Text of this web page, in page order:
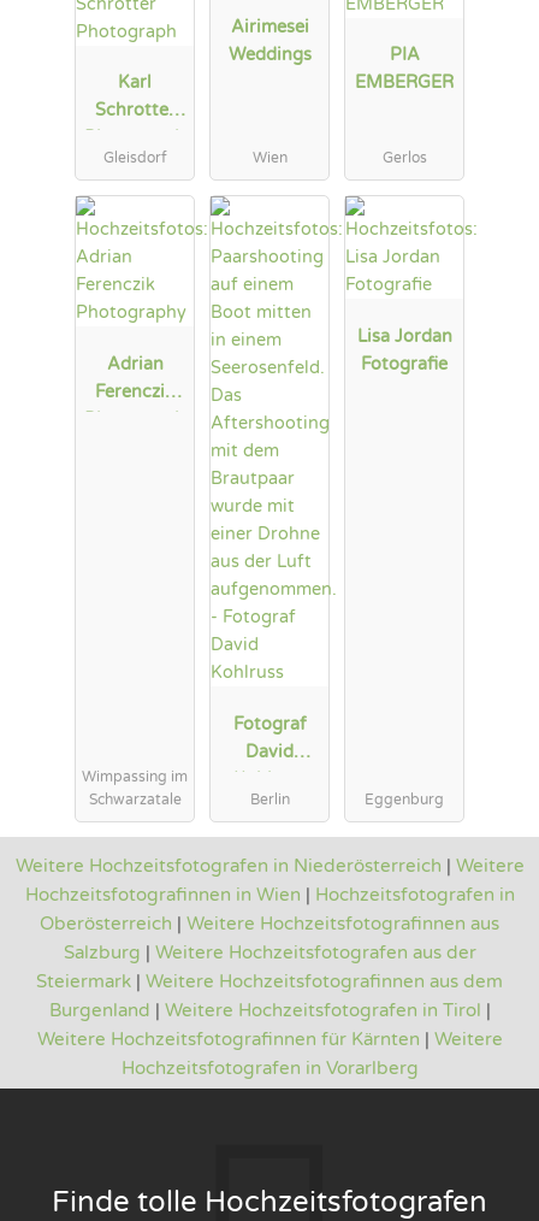
Karl
Schrotter
Gleisdorf
Airimesei
Weddings
Wien
PIA
EMBERGER
Gerlos
Adrian
Ferenczik
Wimpassing im
Schwarzatale
Fotograf
David
Berlin
Lisa Jordan
Fotografie
Eggenburg
Weitere Hochzeitsfotografen in Niederösterreich | Weitere
Hochzeitsfotografinnen in Wien | Hochzeitsfotografen in
Oberösterreich | Weitere Hochzeitsfotografinnen aus
Salzburg | Weitere Hochzeitsfotografen aus der
Steiermark | Weitere Hochzeitsfotografinnen aus dem
Burgenland | Weitere Hochzeitsfotografen in Tirol |
Weitere Hochzeitsfotografinnen für Kärnten | Weitere
Hochzeitsfotografen in Vorarlberg
Finde tolle Hochzeitsfotografen